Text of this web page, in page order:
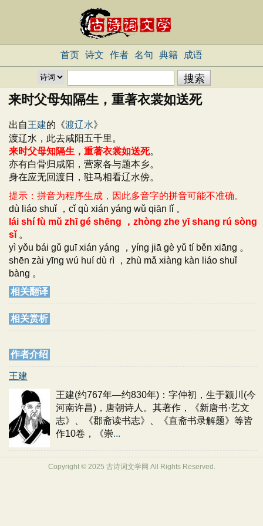
首页 诗文 作者 名句 典籍 成语
来时父母知隔生，重著衣裳如送死
出自王建的《渡辽水》
渡辽水，此去咸阳五千里。
来时父母知隔生，重著衣裳如送死。
亦有白骨归咸阳，营家各与题本乡。
身在应无回渡日，驻马相看辽水傍。
提示：拼音为程序生成，因此多音字的拼音可能不准确。
dù liáo shuǐ ，cǐ qù xián yáng wǔ qiān lǐ 。
lái shí fù mǔ zhī gé shēng ，zhòng zhe yī shang rú sòng
sǐ 。
yì yǒu bái gǔ guī xián yáng ，yíng jiā gè yǔ tí běn xiāng 。
shēn zài yīng wú huí dù rì ，zhù mǎ xiàng kàn liáo shuǐ
bàng 。
相关翻译
相关赏析
作者介绍
王建
王建(约767年—约830年)：字仲初，生于颍川(今
河南许昌)，唐朝诗人。其著作，《新唐书·艺文
志》、《郡斋读书志》、《直斋书录解题》等皆
作10卷，《崇...
Copyright © 2025 古诗词文学网 All Rights Reserved.